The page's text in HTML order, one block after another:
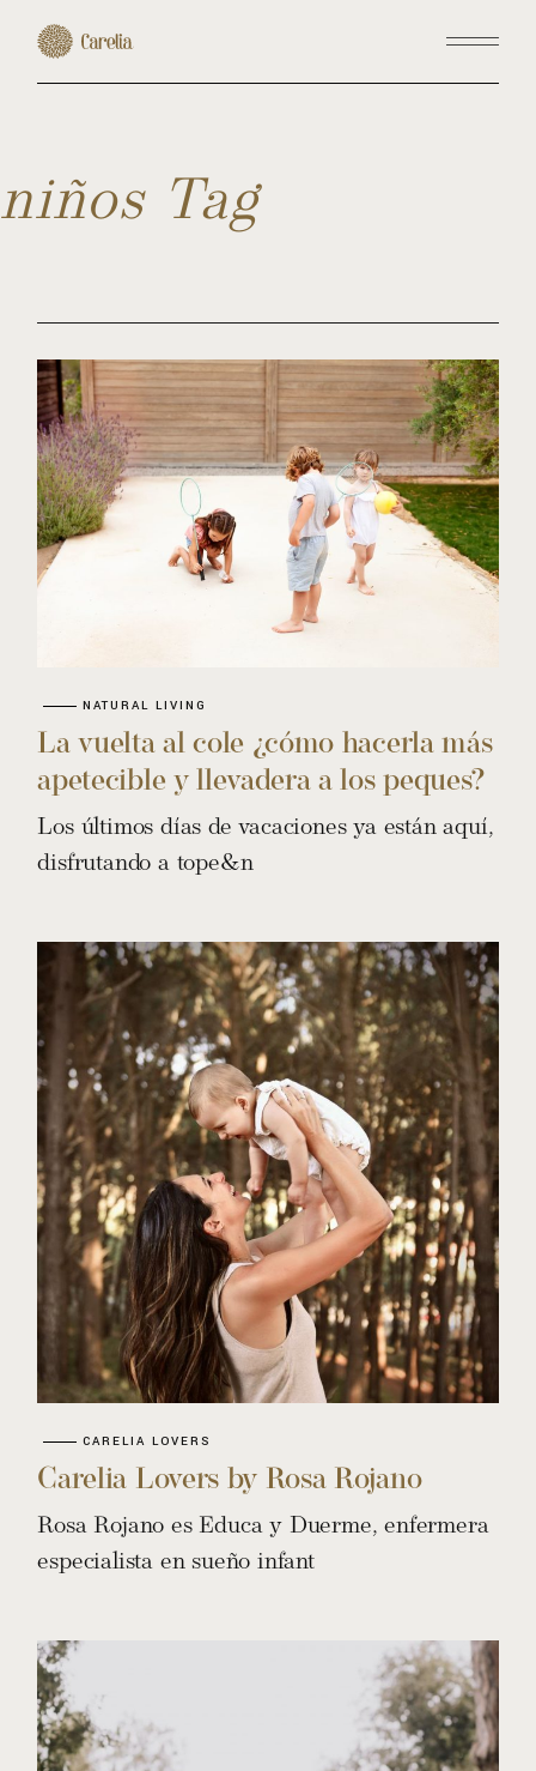
content
niños Tag
NATURAL LIVING
La vuelta al cole ¿cómo hacerla más
apetecible y llevadera a los peques?
Los últimos días de vacaciones ya están aquí,
disfrutando a tope&n
CARELIA LOVERS
Carelia Lovers by Rosa Rojano
Rosa Rojano es Educa y Duerme, enfermera
especialista en sueño infant